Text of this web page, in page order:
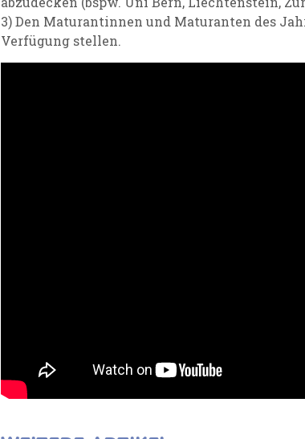
3) Den Maturantinnen und Maturanten des
Verfügung stellen.